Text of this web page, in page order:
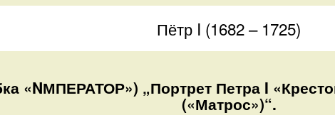
Пётр I (1682 – 1725)
«NМПЕРАТОР») „Портрет Петра I
(«Матрос»)“.